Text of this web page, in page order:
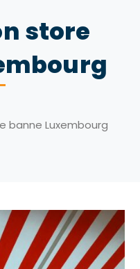
store
banne Luxembourg